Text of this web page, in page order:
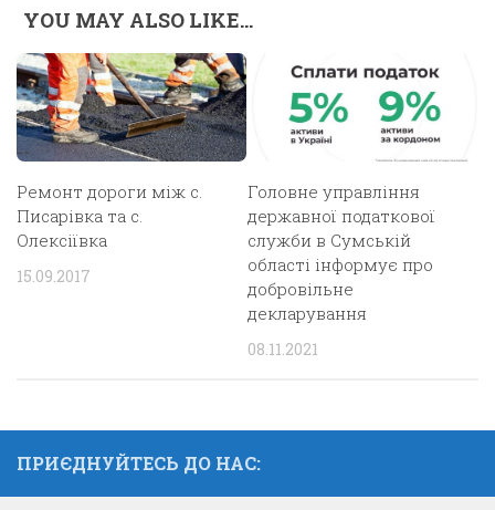
YOU MAY ALSO LIKE...
Ремонт дороги між с.
Писарівка та с.
Олексіївка
15.09.2017
Головне управління
державної податкової
служби в Сумській
області інформує про
добровільне
декларування
08.11.2021
ПРИЄДНУЙТЕСЬ ДО НАС: